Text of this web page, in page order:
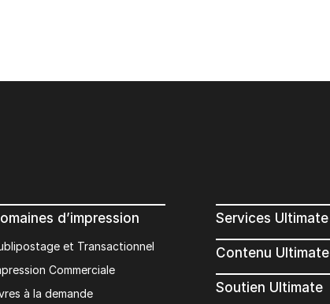
d’impression
et Transactionnel
Commerciale
à la demande
Services Ultimate
Contenu Ultimate
Soutien Ultimate